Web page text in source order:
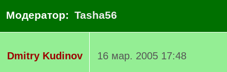
Модератор: Tasha56
Dmitry Kudinov
16 мар. 2005 17:48